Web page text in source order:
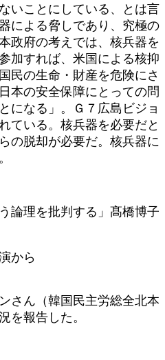
いことにしている、とは言
による脅しであり、究極の
政府の考えでは、核兵器を
加すれば、米国による核抑
民の生命・財産を危険にさ
本の安全保障にとっての問
になる」。Ｇ７広島ビジョ
ている。核兵器を必要だと
の脱却が必要だ。核兵器に
論理を批判する」髙橋博子
から
さん（韓国民主労総全北本
を報告した。